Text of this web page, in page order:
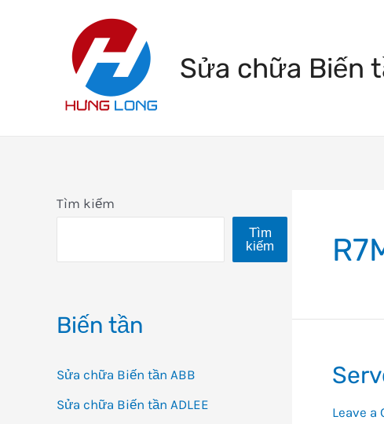
Sửa chữa Biến
Tìm kiếm
Tìm
kiếm
Biến tần
Sửa chữa Biến tần ABB
Sửa chữa Biến tần ADLEE
Leave a